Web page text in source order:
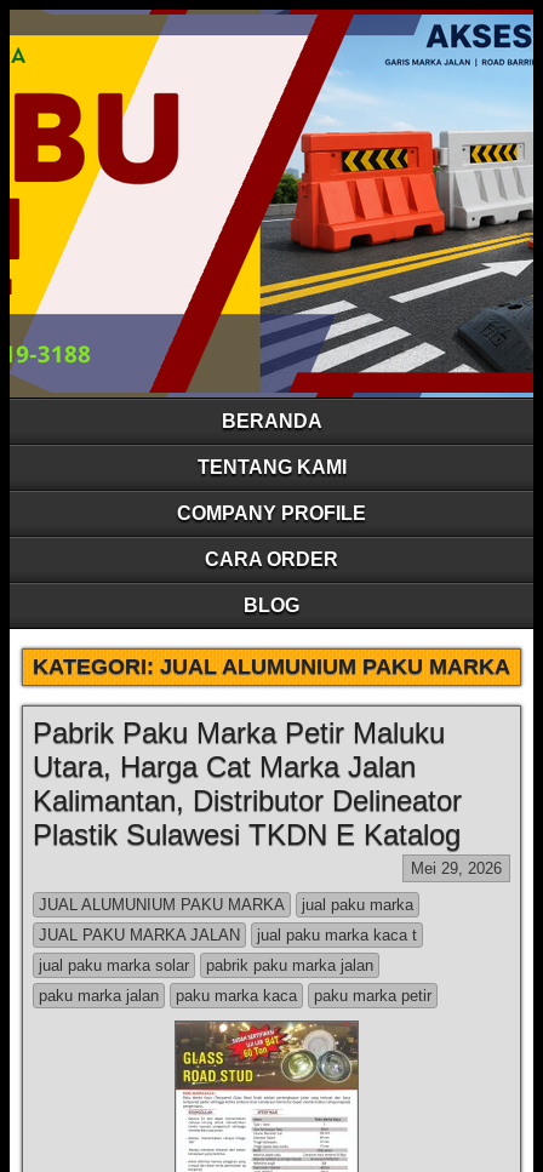
BERANDA
TENTANG KAMI
COMPANY PROFILE
CARA ORDER
BLOG
KATEGORI:JUAL ALUMUNIUM PAKU MARKA
Pabrik Paku Marka Petir Maluku
Utara, Harga Cat Marka Jalan
Kalimantan, Distributor Delineator
Plastik Sulawesi TKDN E Katalog
Mei 29, 2026
JUAL ALUMUNIUM PAKU MARKA
jual paku marka
JUAL PAKU MARKA JALAN
jual paku marka kaca t
jual paku marka solar
pabrik paku marka jalan
paku marka jalan
paku marka kaca paku marka petir